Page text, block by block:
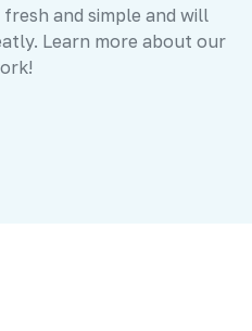
and simple and will
Learn more about our